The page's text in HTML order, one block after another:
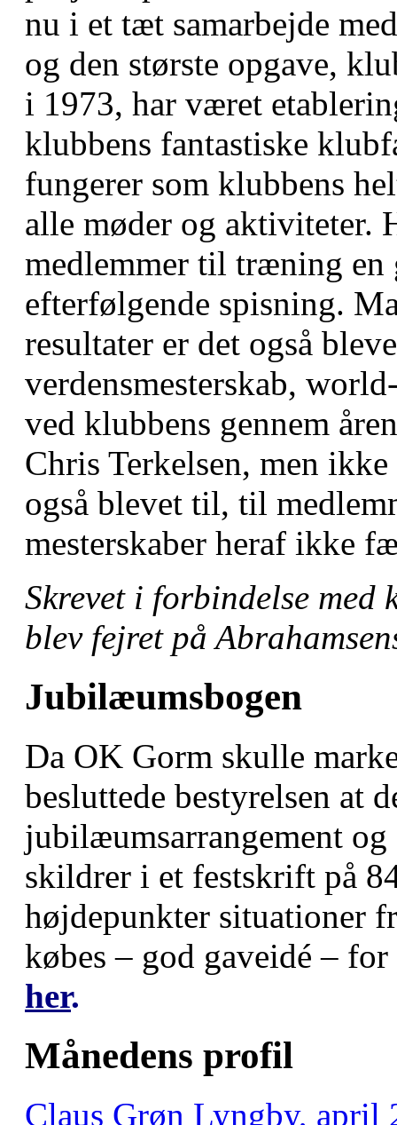
nu i et tæt samarbejde
og den største opgave,
i 1973, har været
klubbens fantastiske
fungerer som klubbens
alle møder og aktiviteter.
medlemmer til træning en
efterfølgende spisning.
resultater er det også
verdensmesterskab,
ved klubbens gennem
Chris Terkelsen, men
også blevet til, til
mesterskaber heraf ikke
Skrevet i forbindelse
blev fejret på
Jubilæumsbogen
Da OK Gorm skulle
besluttede bestyrelsen at
jubilæumsarrangement
skildrer i et festskrift på
højdepunkter situationer
købes – god gaveidé –
her.
Månedens profil
Claus Grøn Lyngby, april